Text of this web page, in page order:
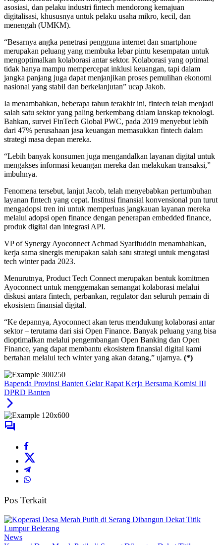
asosiasi, dan pelaku industri fintech mendorong kemajuan
digitalisasi, khususnya untuk pelaku usaha mikro, kecil, dan
menengah (UMKM).
“Besarnya angka penetrasi pengguna internet dan smartphone
merupakan peluang yang membuka lebar pintu kesempatan untuk
mengoptimalkan kolaborasi antar sektor. Kolaborasi yang optimal
tidak hanya mampu mempercepat inklusi keuangan, tapi dalam
jangka panjang juga dapat menjanjikan proses pemulihan ekonomi
nasional yang stabil dan berkelanjutan” ucap Jakob.
Ia menambahkan, beberapa tahun terakhir ini, fintech telah menjadi
salah satu sektor yang paling berkembang dalam lanskap teknologi.
Bahkan, survei FinTech Global PWC, pada 2019 menyebut lebih
dari 47% perusahaan jasa keuangan memasukkan fintech dalam
strategi masa depan mereka.
“Lebih banyak konsumen juga mengandalkan layanan digital untuk
mengakses informasi keuangan mereka dan melakukan transaksi,”
imbuhnya.
Fenomena tersebut, lanjut Jacob, telah menyebabkan pertumbuhan
layanan fintech yang cepat. Institusi finansial konvensional pun turut
mengadopsi tren ini untuk memperluas jangkauan layanan mereka
melalui adopsi open finance dengan penerapan embedded finance,
produk digital dan integrasi API.
VP of Synergy Ayoconnect Achmad Syarifuddin menambahkan,
kerja sama sinergis merupakan salah satu strategi untuk mengatasi
tech winter pada 2023.
Menurutnya, Product Tech Connect merupakan bentuk komitmen
Ayoconnect untuk menggemakan semangat kolaborasi melalui
diskusi antara fintech, perbankan, regulator dan seluruh pemain di
ekosistem finansial digital.
“Ke depannya, Ayoconnect akan terus mendukung kolaborasi antar
sektor – terutama dari sisi Open Finance. Banyak peluang yang bisa
dioptimalkan melalui pengembangan Open Banking dan Open
Finance, yang dapat membantu ekosistem finansial digital kami
bertahan melalui tech winter yang akan datang,” ujarnya. (*)
Bapenda Provinsi Banten Gelar Rapat Kerja Bersama Komisi III
DPRD Banten
Pos Terkait
News